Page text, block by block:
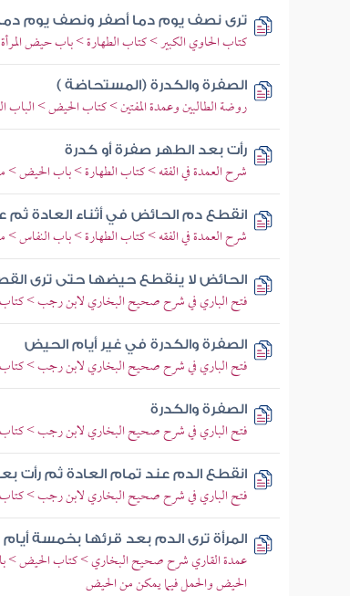
ترى نصف يوم دما أصفر ونصف يوم
كتاب الحاوي الكبير > كتاب الطهارة > باب حيض
الصفرة والكدرة (المستحاضة )
روضة الطالبين وعمدة المفتين > كتاب الحيض >
رأت بعد الطهر صفرة أو كدرة
شرح العمدة في الفقه > كتاب الطهارة > باب الحيض >
انقطع دم الحائض في أثناء العادة ثم
شرح العمدة في الفقه > كتاب الطهارة > باب النفاس >
الحائض لا ينقطع حيضها حتى ترى
فتح الباري في شرح صحيح البخاري لابن رجب >
الصفرة والكدرة في غير أيام الحيض
فتح الباري في شرح صحيح البخاري لابن رجب >
الصفرة والكدرة
فتح الباري في شرح صحيح البخاري لابن رجب >
انقطع الدم عند تمام العادة ثم رأت
فتح الباري في شرح صحيح البخاري لابن رجب >
المرأة ترى الدم بعد قرئها بخمسة أيام
عمدة القاري شرح صحيح البخاري > كتاب الحيض >
الحيض والحمل فيما يمكن من الحيض